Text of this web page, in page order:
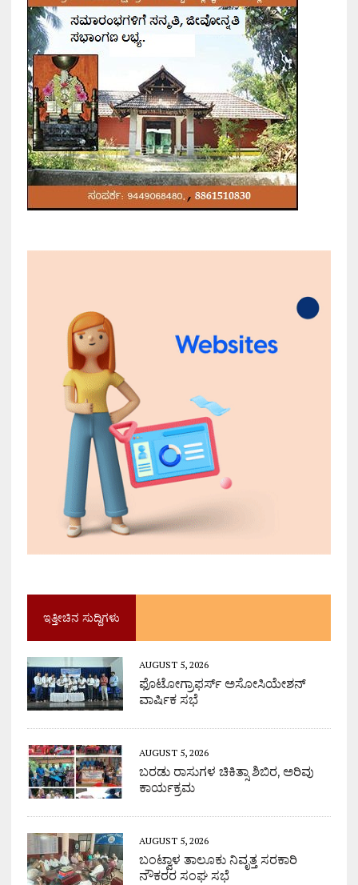
ಇತ್ತೀಚಿನ ಸುದ್ದಿಗಳು
AUGUST 5, 2026
ಫೊಟೋಗ್ರಾಫರ್ಸ್ ಅಸೋಸಿಯೇಶನ್
ವಾರ್ಷಿಕ ಸಭೆ
AUGUST 5, 2026
ಬರಡು ರಾಸುಗಳ ಚಿಕಿತ್ಸಾ ಶಿಬಿರ, ಅರಿವು
ಕಾರ್ಯಕ್ರಮ
AUGUST 5, 2026
ಬಂಟ್ವಾಳ ತಾಲೂಕು ನಿವೃತ್ತ ಸರಕಾರಿ
ನೌಕರರ ಸಂಘ ಸಭೆ